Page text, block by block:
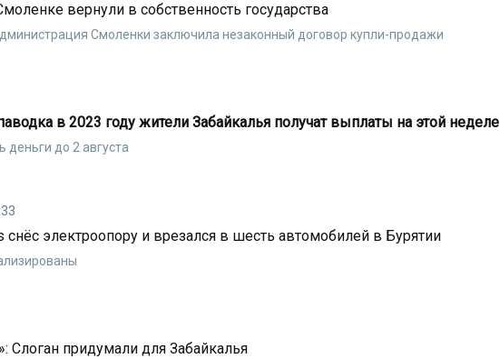
вернули в собственность государства
Смоленки заключила незаконный договор купли-продажи
в 2023 году жители Забайкалья получат выплаты на этой неделе
до 2 августа
снёс электроопору и врезался в шесть автомобилей в Бурятии
Слоган придумали для Забайкалья